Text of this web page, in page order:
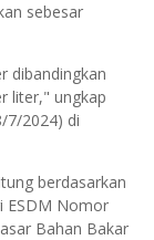
sebesar
dibandingkan
liter," ungkap
7/2024) di
berdasarkan
ESDM Nomor
Bahan Bakar